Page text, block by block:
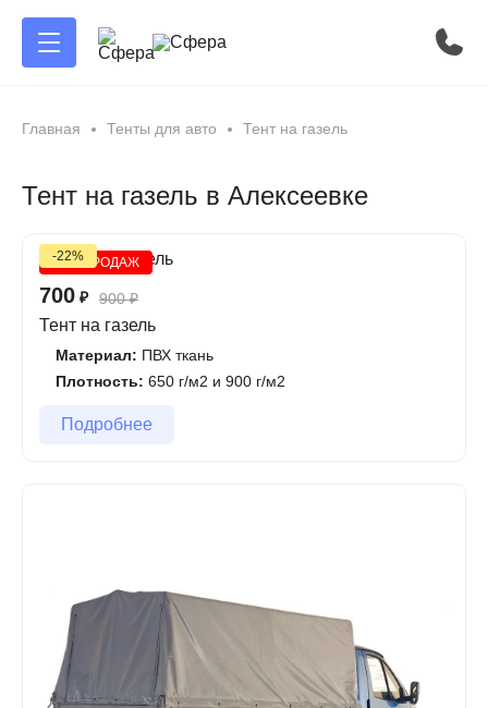
Главная Тенты для авто Тент на газель
Тент на газель в Алексеевке
ХИТ ПРОДАЖ
-22%
700 ₽ 900₽
Тент на газель
Материал: ПВХ ткань
Плотность: 650 г/м2 и 900 г/м2
Подробнее